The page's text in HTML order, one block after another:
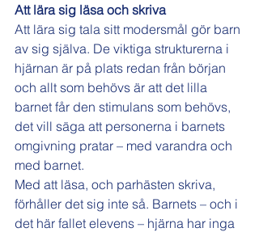
Att lära sig läsa och skriva
Att lära sig tala sitt modersmål gör barn
av sig själva. De viktiga strukturerna i
hjärnan är på plats redan från början
och allt som behövs är att det lilla
barnet får den stimulans som behövs,
det vill säga att personerna i barnets
omgivning pratar – med varandra och
med barnet.
Med att läsa, och parhästen skriva,
förhåller det sig inte så. Barnets – och i
det här fallet elevens – hjärna har inga